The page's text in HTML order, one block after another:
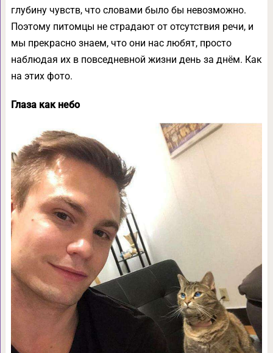
глубину чувств, что словами было бы невозможно.
Поэтому питомцы не страдают от отсутствия речи, и
мы прекрасно знаем, что они нас любят, просто
наблюдая их в повседневной жизни день за днём. Как
на этих фото.
Глаза как небо